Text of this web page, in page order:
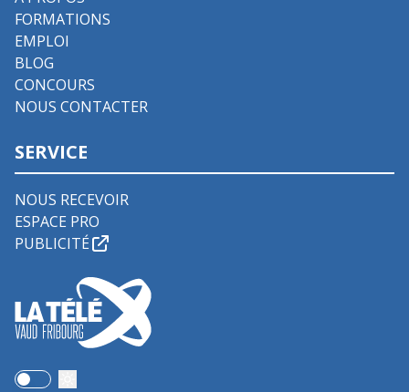
FORMATIONS
EMPLOI
BLOG
CONCOURS
NOUS CONTACTER
SERVICE
NOUS RECEVOIR
ESPACE PRO
PUBLICITÉ
Use setting